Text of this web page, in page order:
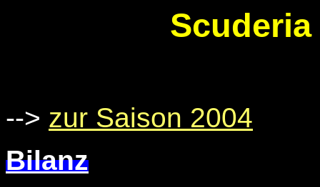
Scuderia
--> zur Saison 2004
Bilanz